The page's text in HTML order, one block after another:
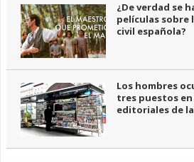
¿De verdad se
películas sobre
civil española?
Los hombres
tres puestos
editoriales de